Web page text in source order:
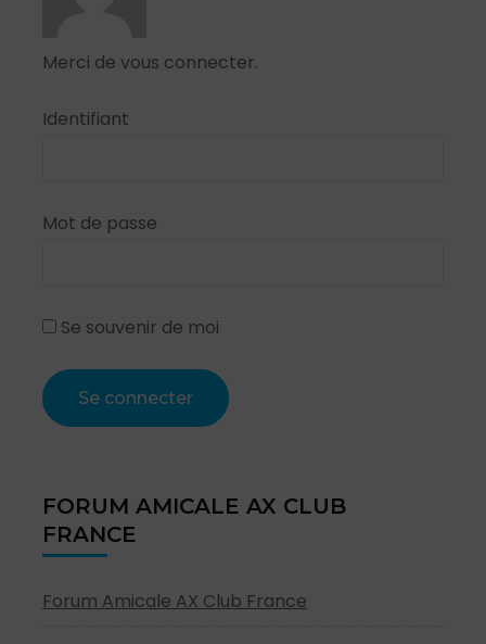
Merci de vous connecter.
Identifiant
Mot de passe
Se souvenir de moi
FORUM AMICALE AX CLUB
FRANCE
Forum Amicale AX Club France